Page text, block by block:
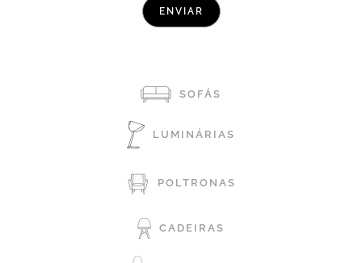
SOFÁS
LUMINÁRIAS
POLTRONAS
CADEIRAS